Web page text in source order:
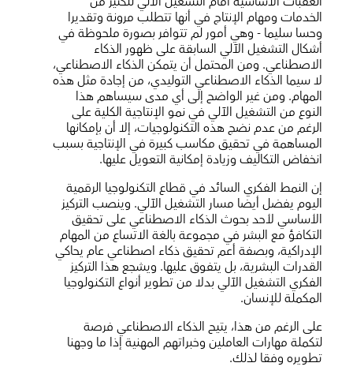
الخدمات ومهام الإنتاج في أنها تتطلب مرونة وتقديرا
وحسا سليما - وهي أمور لم تتوافر بصورة ملحوظة في
أشكال التشغيل الآلي السابقة على ظهور الذكاء
الاصطناعي. ومن المحتمل أن يتمكن الذكاء الاصطناعي،
لا سيما الذكاء الاصطناعي التوليدي، من إجادة مثل هذه
المهام. ومن غير الواضح إلى أي مدى سيساهم هذا
النوع من التشغيل الآلي في نمو الإنتاجية الكلية على
الرغم من عدم نضج هذه التكنولوجيات، إلا أن بإمكانها
المساهمة في تحقيق مكاسب كبيرة في الإنتاجية بسبب
انخفاض التكاليف وزيادة إمكانية التعويل عليها.
إن النمط الفكري السائد في قطاع التكنولوجيا الرقمية
اليوم يفضل أيضا مسار التشغيل الآلي. وينصب التركيز
الأساسي لأحد بحوث الذكاء الاصطناعي على تحقيق
التكافؤ مع البشر في مجموعة بالغة الاتساع من المهام
الإدراكية، وبصفة أعم تحقيق ذكاء اصطناعي عام يحاكي
القدرات البشريةـ، بل يتفوق عليها. ويشجع هذا التركيز
الفكري التشغيل الآلي بدلا من تطوير أنواع التكنولوجيا
المكملة للإنسان.
على الرغم من هذا، يتيح الذكاء الاصطناعي فرصة
لتكملة مهارات العاملين وخبراتهم المهنية إذا ما وجهنا
تطويره وفقا لذلك.